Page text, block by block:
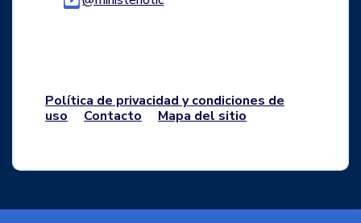
Política de privacidad y condiciones de
uso
Contacto Mapa del sitio